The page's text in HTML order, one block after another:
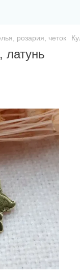
розария, четок